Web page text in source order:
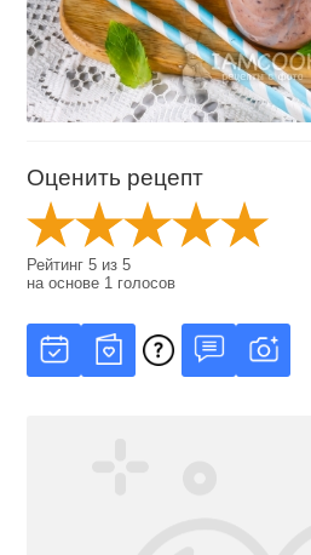
Оценить рецепт
Рейтинг5 из5
на основе 1 голосов